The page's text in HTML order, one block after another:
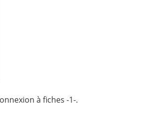
à fiches -1-.